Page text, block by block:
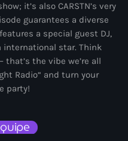
it’s also CARSTN’s very
guarantees a diverse
a special guest DJ,
international star. Think
the vibe we’re all
Radio“ and turn your
party!